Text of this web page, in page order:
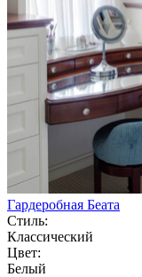
Гардеробная Беата
Стиль:
Классический
Цвет:
Белый